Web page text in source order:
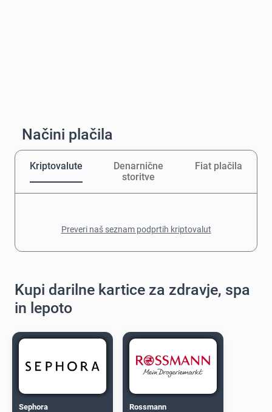
Načini plačila
Kriptovalute
Denarnične
storitve
Fiat plačila
Preveri naš seznam podprtih kriptovalut
Kupi darilne kartice za zdravje, spa
in lepoto
Sephora Rossmann